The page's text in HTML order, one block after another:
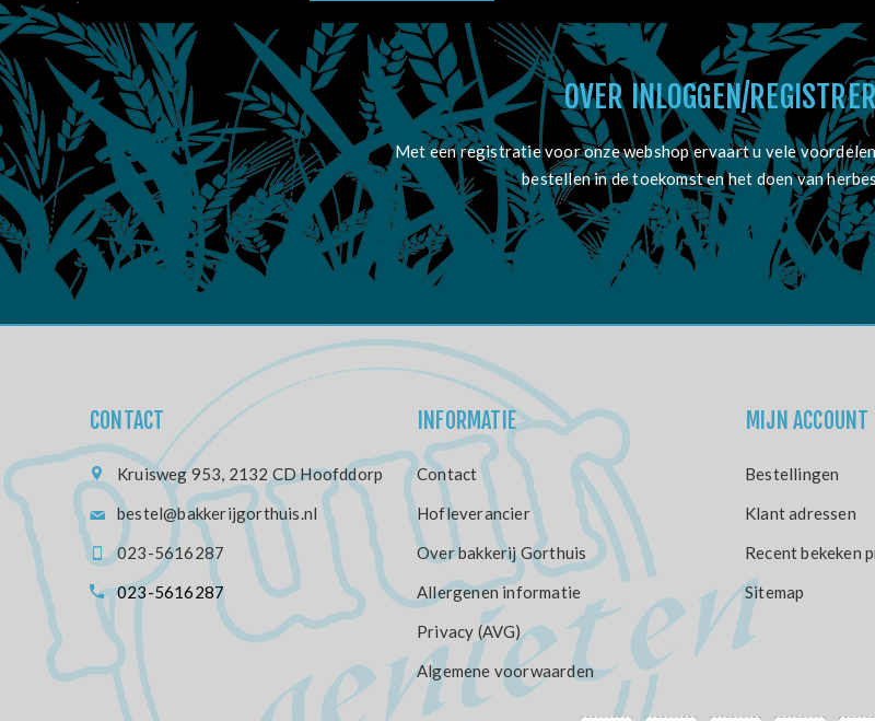
OVER INLOGGEN/
Met een registratie voor onze webshop ervaart u vele
bestellen in de toekomst en het doen van
CONTACT
Kruisweg 953, 2132 CD Hoofddorp
bestel@bakkerijgorthuis.nl
023-5616287
023-5616287
INFORMATIE
Contact
Hofleverancier
Over bakkerij Gorthuis
Allergenen informatie
Privacy (AVG)
Algemene voorwaarden
MIJN ACCOUNT
Bestellingen
Klant adressen
Recent bekeken
Sitemap